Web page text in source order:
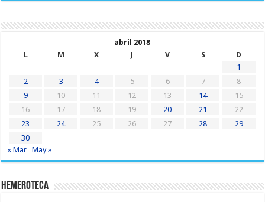
abril 2018
L
M X J V S
D
1
2
3 4 5 6 7
8
9
10 11 12 13 14
15
16
17 18 19 20 21
22
23
24 25 26 27 28
29
30
« Mar
May »
Hemeroteca